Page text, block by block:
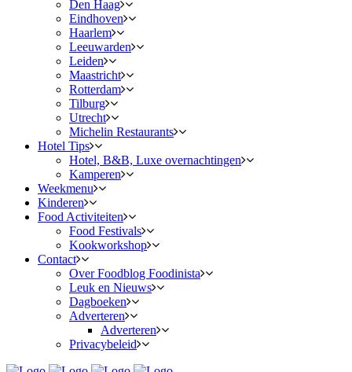
Den Haag
Eindhoven
Haarlem
Leeuwarden
Leiden
Maastricht
Rotterdam
Tilburg
Utrecht
Michelin Restaurants
Hotel Tips
Hotel, B&B, Luxe overnachtingen
Kamperen
Weekmenu
Kinderen
Food Activiteiten
Food Festivals
Kookworkshop
Contact
Over Foodblog Foodinista
Leuk en Nieuws
Dagboeken
Adverteren
Adverteren
Privacybeleid